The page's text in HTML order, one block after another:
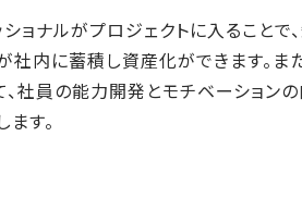
ョナルがプロジェクトに入ることで
社内に蓄積し資産化ができます。また
、社員の能力開発とモチベーション
す。